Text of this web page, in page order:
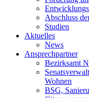
Abschluss
Studien
Aktuelles
News
Ansprechpartner
Bezirksamt
Wohnen
BSG,